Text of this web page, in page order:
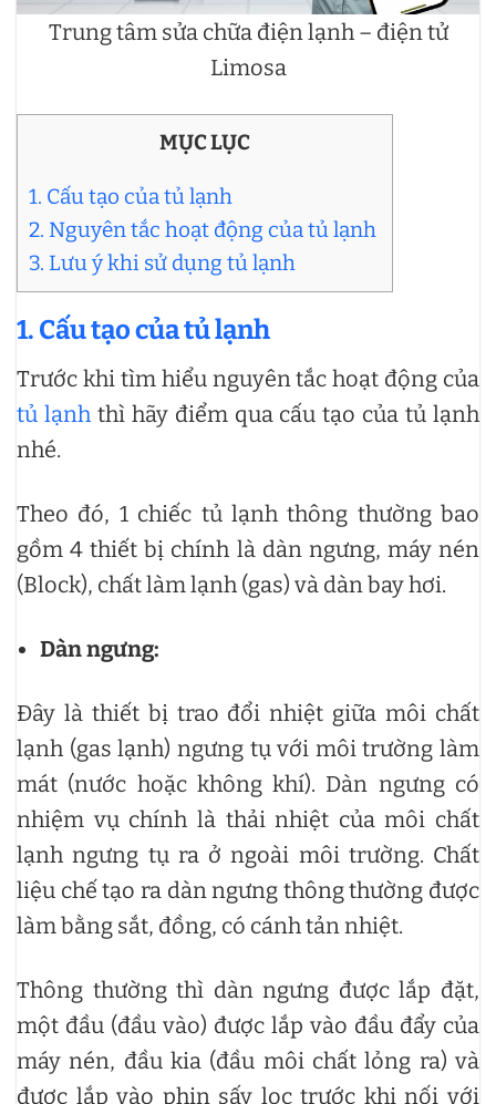
Trung tâm sửa chữa điện lạnh – điện tử
Limosa
MỤC LỤC
1. Cấu tạo của tủ lạnh
2. Nguyên tắc hoạt động của tủ lạnh
3. Lưu ý khi sử dụng tủ lạnh
1. Cấu tạo của tủ lạnh
Trước khi tìm hiểu nguyên tắc hoạt động của
tủ lạnh thì hãy điểm qua cấu tạo của tủ lạnh
nhé.
Theo đó, 1 chiếc tủ lạnh thông thường bao
gồm 4 thiết bị chính là dàn ngưng, máy nén
(Block), chất làm lạnh (gas) và dàn bay hơi.
Dàn ngưng:
Đây là thiết bị trao đổi nhiệt giữa môi chất
lạnh (gas lạnh) ngưng tụ với môi trường làm
mát (nước hoặc không khí). Dàn ngưng có
nhiệm vụ chính là thải nhiệt của môi chất
lạnh ngưng tụ ra ở ngoài môi trường. Chất
liệu chế tạo ra dàn ngưng thông thường được
làm bằng sắt, đồng, có cánh tản nhiệt.
Thông thường thì dàn ngưng được lắp đặt,
một đầu (đầu vào) được lắp vào đầu đẩy của
máy nén, đầu kia (đầu môi chất lỏng ra) và
được lắp vào phin sấy lọc trước khi nối với